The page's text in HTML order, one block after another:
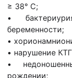
≥ 38° C;
•
беременности;
•
• нарушение
•
рождении;